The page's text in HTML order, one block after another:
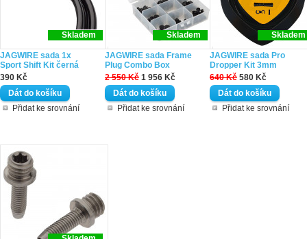
Skladem
JAGWIRE sada 1x
Sport Shift Kit černá
390 Kč
Přidat ke srovnání
Skladem
JAGWIRE sada Frame
Plug Combo Box
2 550 Kč 1 956 Kč
Přidat ke srovnání
Skladem
JAGWIRE sada Pro
Dropper Kit 3mm
640 Kč 580 Kč
Přidat ke srovnání